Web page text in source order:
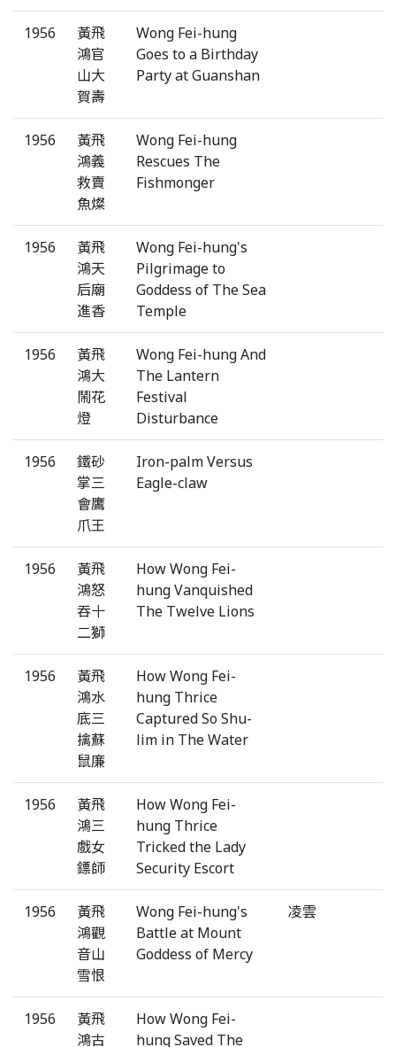
1956
黃飛
鴻官
山大
賀壽
Wong Fei-hung
Goes to a Birthday
Party at Guanshan
1956
黃飛
鴻義
救賣
魚燦
Wong Fei-hung
Rescues The
Fishmonger
1956
黃飛
鴻天
后廟
進香
Wong Fei-hung's
Pilgrimage to
Goddess of The Sea
Temple
1956
黃飛
鴻大
鬧花
燈
Wong Fei-hung And
The Lantern
Festival
Disturbance
1956
鐵砂
掌三
會鷹
爪王
Iron-palm Versus
Eagle-claw
1956
黃飛
鴻怒
吞十
二獅
How Wong Fei-
hung Vanquished
The Twelve Lions
1956
黃飛
鴻水
底三
擒蘇
鼠廉
How Wong Fei-
hung Thrice
Captured So Shu-
lim in The Water
1956
黃飛
鴻三
戲女
鏢師
How Wong Fei-
hung Thrice
Tricked the Lady
Security Escort
1956
黃飛
鴻觀
音山
雪恨
Wong Fei-hung's
Battle at Mount
Goddess of Mercy
凌雲
1956
黃飛
鴻古
How Wong Fei-
hung Saved The